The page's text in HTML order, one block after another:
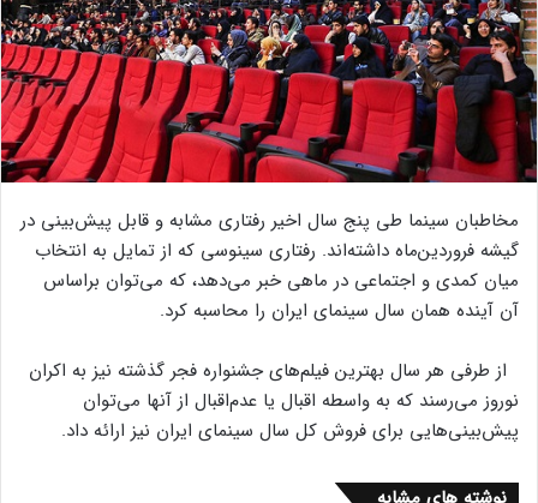
مخاطبان سینما طی پنج سال اخیر رفتاری مشابه و قابل پیش‌بینی در
گیشه فروردین‌ماه داشته‌اند. رفتاری سینوسی که از تمایل به انتخاب
میان کمدی و اجتماعی در ماهی خبر می‌دهد، که می‌توان براساس
آن آینده همان سال سینمای ایران را محاسبه کرد.
از طرفی هر سال بهترین فیلم‌های جشنواره فجر گذشته نیز به اکران
نوروز می‌رسند که به واسطه اقبال یا عدم‌اقبال از آنها می‌توان
پیش‌بینی‌هایی برای فروش کل سال سینمای ایران نیز ارائه داد.